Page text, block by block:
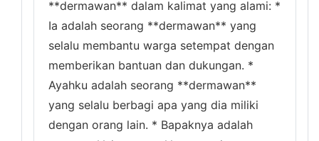
**dermawan** dalam kalimat yang alami: *
Ia adalah seorang **dermawan** yang
selalu membantu warga setempat dengan
memberikan bantuan dan dukungan. *
Ayahku adalah seorang **dermawan**
yang selalu berbagi apa yang dia miliki
dengan orang lain. * Bapaknya adalah